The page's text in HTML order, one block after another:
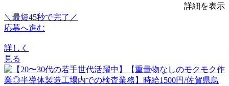
詳細を表示
＼最短45秒で完了／
応募へ進む
詳しく
見る